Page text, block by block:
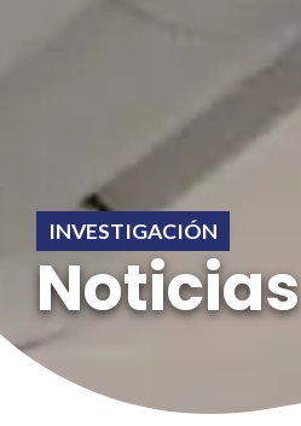
INVESTIGACIÓN
Noticias